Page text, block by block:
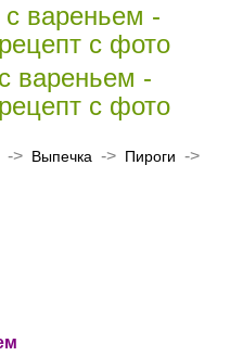
вареньем -
с фото
-> Выпечка -> Пироги ->